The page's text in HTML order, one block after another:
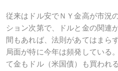
従来はドル安でＮＹ金高が市況
ション次第で、ドルと金の関連
間もあれば、法則があてはまら
局面が特に今年は頻発している
て金もドル（米国債）も買われ